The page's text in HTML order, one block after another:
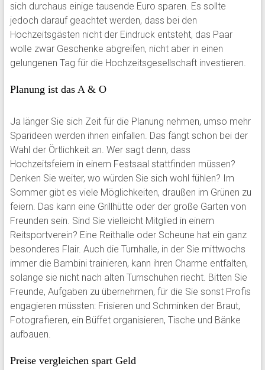
sich durchaus einige tausende Euro sparen. Es sollte
jedoch darauf geachtet werden, dass bei den
Hochzeitsgästen nicht der Eindruck entsteht, das Paar
wolle zwar Geschenke abgreifen, nicht aber in einen
gelungenen Tag für die Hochzeitsgesellschaft investieren.
Planung ist das A & O
Ja länger Sie sich Zeit für die Planung nehmen, umso mehr
Sparideen werden ihnen einfallen. Das fängt schon bei der
Wahl der Örtlichkeit an. Wer sagt denn, dass
Hochzeitsfeiern in einem Festsaal stattfinden müssen?
Denken Sie weiter, wo würden Sie sich wohl fühlen? Im
Sommer gibt es viele Möglichkeiten, draußen im Grünen zu
feiern. Das kann eine Grillhütte oder der große Garten von
Freunden sein. Sind Sie vielleicht Mitglied in einem
Reitsportverein? Eine Reithalle oder Scheune hat ein ganz
besonderes Flair. Auch die Turnhalle, in der Sie mittwochs
immer die Bambini trainieren, kann ihren Charme entfalten,
solange sie nicht nach alten Turnschuhen riecht. Bitten Sie
Freunde, Aufgaben zu übernehmen, für die Sie sonst Profis
engagieren müssten: Frisieren und Schminken der Braut,
Fotografieren, ein Büffet organisieren, Tische und Bänke
aufbauen.
Preise vergleichen spart Geld